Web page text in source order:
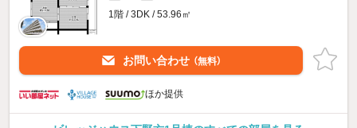
1階 / 3DK / 53.96㎡
お問い合わせ （無料）
ほか提供